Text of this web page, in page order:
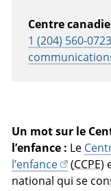
Centre
1 (204) 560-0723
Un mot sur le
l’enfance : Le
l’enfance
(CCPE)
national qui se